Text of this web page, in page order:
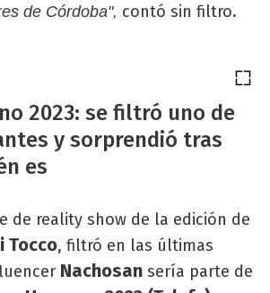
de Córdoba", contó sin filtro.
2023: se filtró uno de
y sorprendió tras
es
de reality show de la edición de
Tocco, filtró en las últimas
Nachosan sería parte de